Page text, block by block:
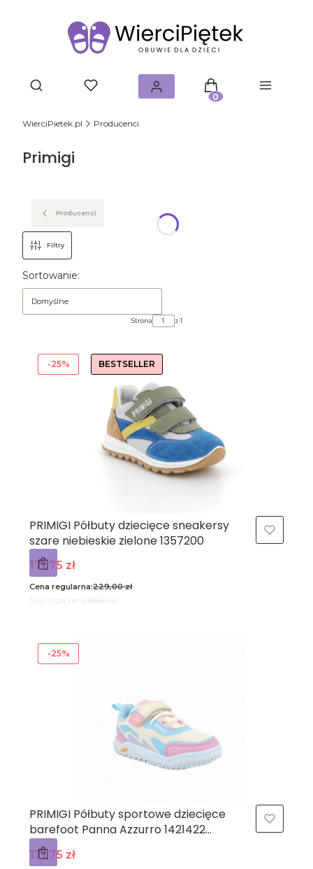
Produkty w koszyku: 0.
WierciPietek.pl Producenci
Primigi
Producenci
Filtry
Lista produktów
Sortowanie:
Domyślne
Strona z 1
BESTSELLER
PRIMIGI Półbuty dziecięce sneakersy
szare niebieskie zielone 1357200
Cena promocyjna
171,75 zł
Cena regularna:229,00 zł
-25%
Najniższa cena: 183,20 zł
PRIMIGI Półbuty sportowe dziecięce
barefoot Panna Azzurro 1421422
podeszwa Vibram kremowe różowe
błękitne
Cena promocyjna
171,75 zł
-25%